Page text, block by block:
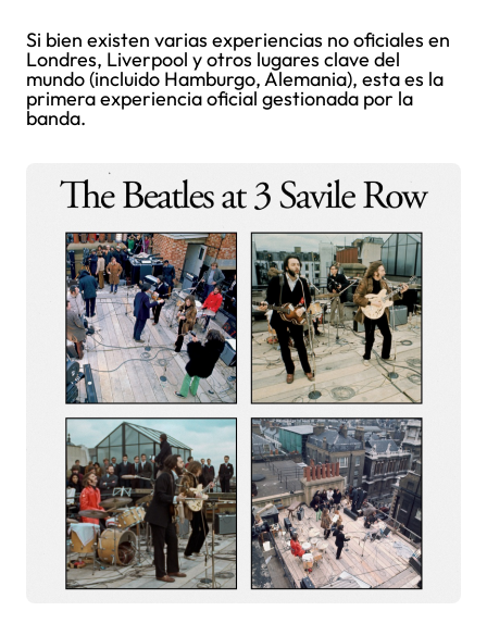
Si bien existen varias experiencias no oficiales en
Londres, Liverpool y otros lugares clave del
mundo (incluido Hamburgo, Alemania), esta es la
primera experiencia oficial gestionada por la
banda.